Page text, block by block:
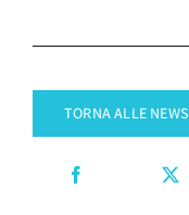
TORNA ALLE NEWS